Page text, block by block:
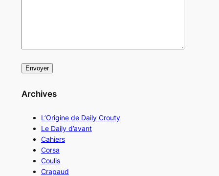
Archives
L’Origine de Daily Crouty
Le Daily d’avant
Cahiers
Corsa
Coulis
Crapaud